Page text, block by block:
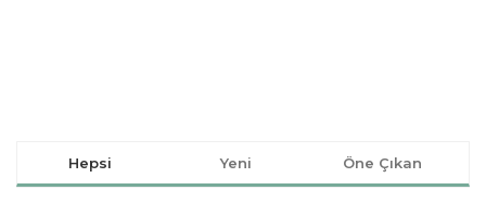
Hepsi Yeni Öne Çıkan